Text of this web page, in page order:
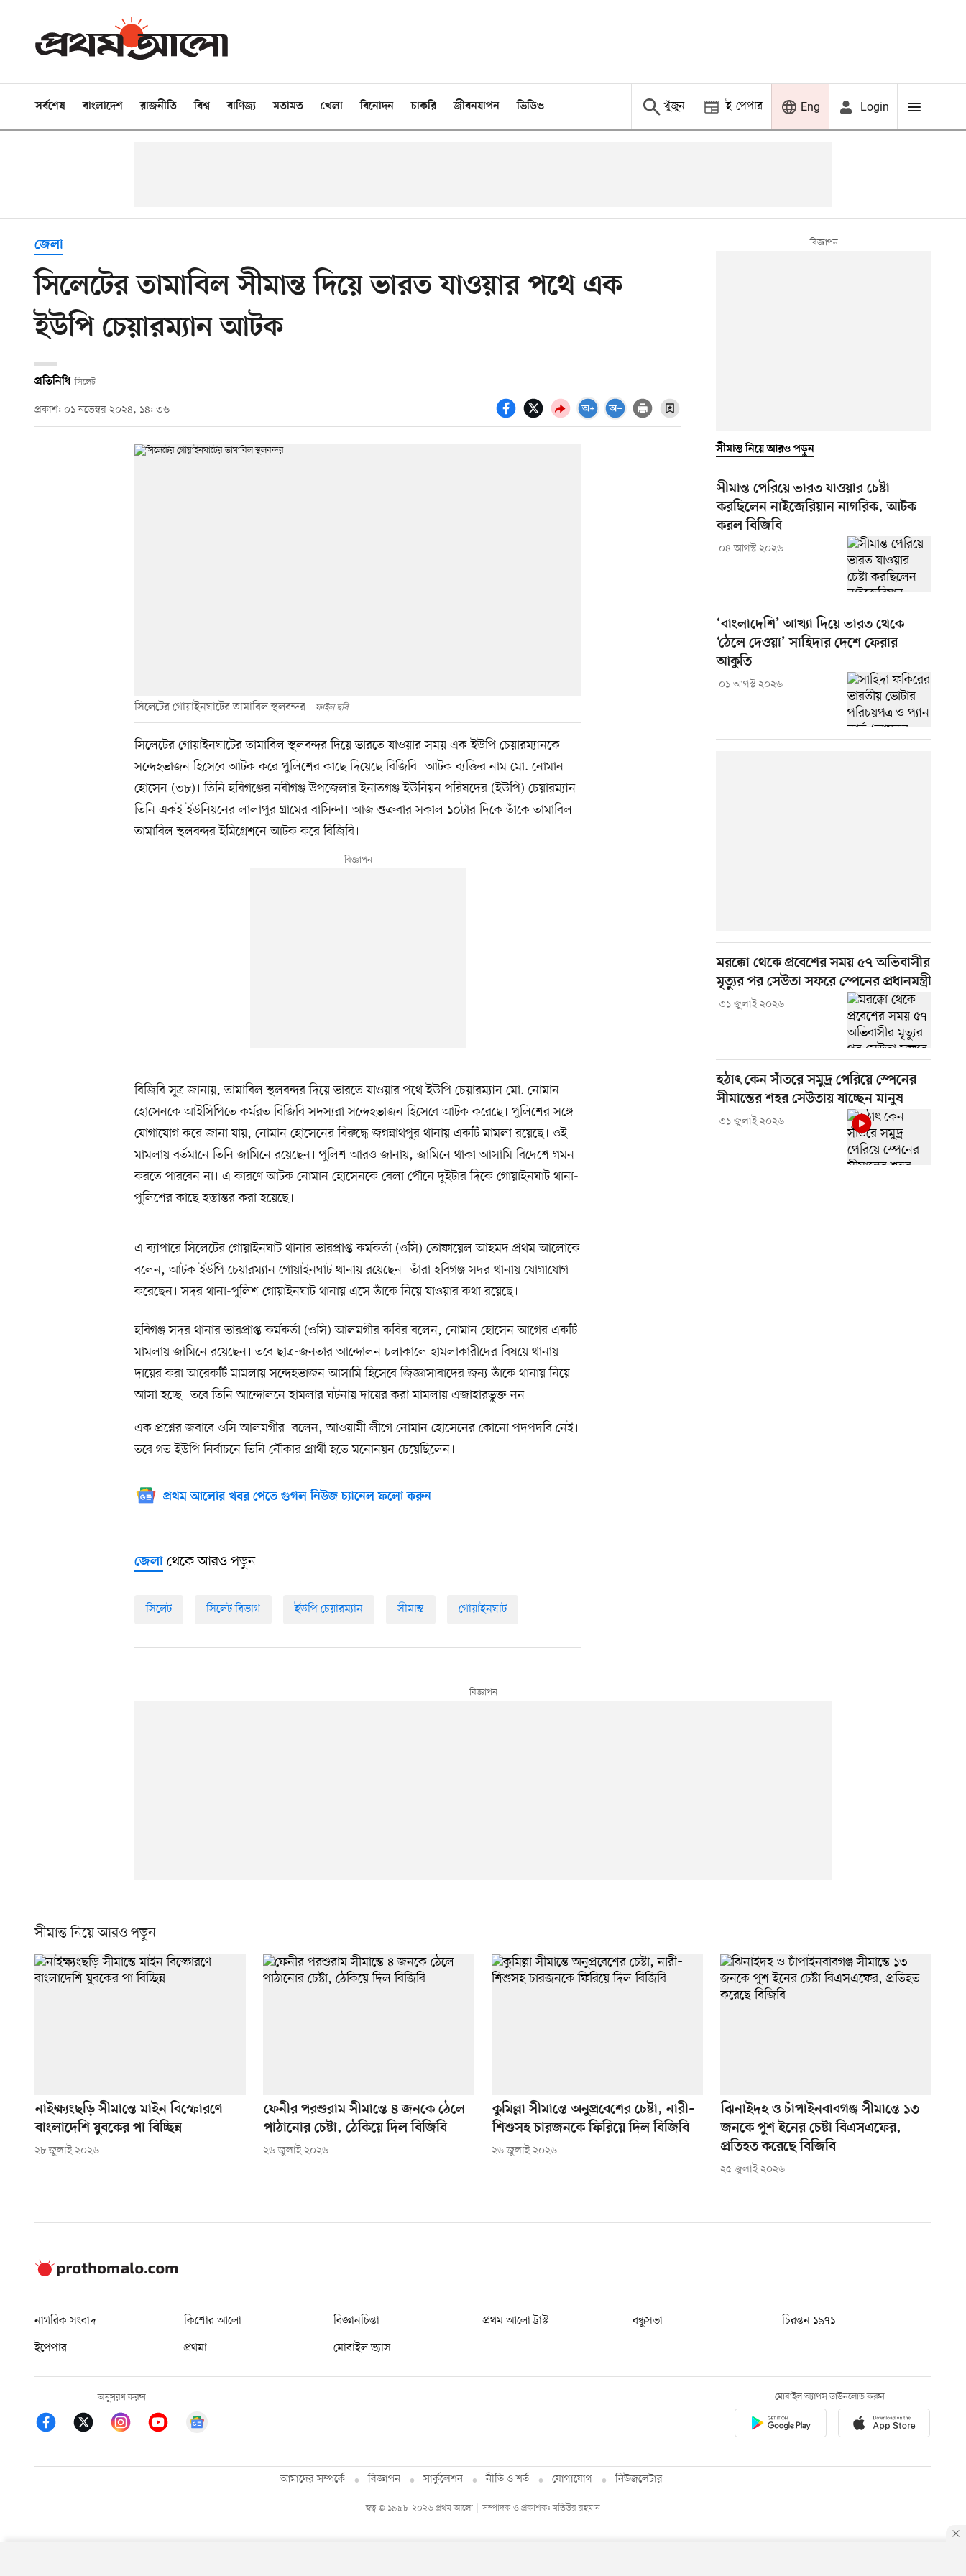
সর্বশেষ বাংলাদেশ রাজনীতি বিশ্ব বাণিজ্য মতামত খেলা বিনোদন চাকরি জীবনযাপন ভিডিও খুঁজুন ই-পেপার Eng Login
জেলা
সিলেটের তামা‌বিল সীমান্ত দিয়ে ভারত যাওয়ার পথে এক
ইউপি চেয়ারম্যান আটক
প্রতিনিধি সিলেট
প্রকাশ: ০১ নভেম্বর ২০২৪, ১৪: ৩৬
সিলেটের গোয়াইনঘাটের তামাবিল স্থলবন্দর ফাইল ছবি
সিলেটের গোয়াইনঘাটের তামাবিল স্থলবন্দর দিয়ে ভারতে যাওয়ার সময় এক ইউপি চেয়ারম্যানকে
সন্দেহভাজন হিসেবে আটক করে পুলিশের কাছে দিয়েছে বিজিবি। আটক ব্যক্তির নাম মো. নোমান
হোসেন (৩৮)। তিনি হবিগঞ্জের নবীগঞ্জ উপজেলার ইনাতগঞ্জ ইউনিয়ন পরিষদের (ইউপি) চেয়ারম্যান।
তিনি একই ইউনিয়নের লালাপুর গ্রামের বাসিন্দা। আজ শুক্রবার সকাল ১০টার দিকে তাঁকে তামাবিল
তামাবিল স্থলবন্দর ইমিগ্রেশনে আটক করে বিজিবি।
বিজিবি সূত্র জানায়, তামাবিল স্থলবন্দর দিয়ে ভারতে যাওয়ার পথে ইউপি চেয়ারম্যান মো. নোমান
হোসেনকে আইসিপিতে কর্মরত বিজিবি সদস্যরা সন্দেহভাজন হিসেবে আটক করেছে। পুলিশের সঙ্গে
যোগাযোগ করে জানা যায়, নোমান হোসেনের বিরুদ্ধে জগন্নাথপুর থানায় একটি মামলা রয়েছে। ওই
মামলায় বর্তমানে তিনি জামিনে রয়েছেন। পুলিশ আরও জানায়, জামিনে থাকা আসামি বিদেশে গমন
করতে পারবেন না। এ কারণে আটক নোমান হোসেনকে বেলা পৌনে দুইটার দিকে গোয়াইনঘাট থানা-
পুলিশের কাছে হস্তান্তর করা হয়েছে।
এ ব্যাপারে সিলেটের গোয়াইনঘাট থানার ভারপ্রাপ্ত কর্মকর্তা (ওসি) তোফায়েল আহমদ প্রথম আলোকে
বলেন, আটক ইউপি চেয়ারম্যান গোয়াইনঘাট থানায় রয়েছেন। তাঁরা হবিগঞ্জ সদর থানায় যোগাযোগ
করেছেন। সদর থানা-পুলিশ গোয়াইনঘাট থানায় এসে তাঁকে নিয়ে যাওয়ার কথা রয়েছে।
হবিগঞ্জ সদর থানার ভারপ্রাপ্ত কর্মকর্তা (ওসি) আলমগীর কবির বলেন, নোমান হোসেন আগের একটি
মামলায় জামিনে রয়েছেন। তবে ছাত্র-জনতার আন্দোলন চলাকালে হামলাকারীদের বিষয়ে থানায়
দায়ের করা আরেকটি মামলায় সন্দেহভাজন আসামি হিসেবে জিজ্ঞাসাবাদের জন্য তাঁকে থানায় নিয়ে
আসা হচ্ছে। তবে তিনি আন্দোলনে হামলার ঘটনায় দায়ের করা মামলায় এজাহারভুক্ত নন।
এক প্রশ্নের জবাবে ওসি আলমগীর বলেন, আওয়ামী লীগে নোমান হোসেনের কোনো পদপদবি নেই।
তবে গত ইউপি নির্বাচনে তিনি নৌকার প্রার্থী হতে মনোনয়ন চেয়েছিলেন।
প্রথম আলোর খবর পেতে গুগল নিউজ চ্যানেল ফলো করুন
জেলা থেকে আরও পড়ুন
সিলেট সিলেট বিভাগ ইউপি চেয়ারম্যান সীমান্ত গোয়াইনঘাট
সীমান্ত নিয়ে আরও পড়ুন
সীমান্ত পেরিয়ে ভারত যাওয়ার চেষ্টা
করছিলেন নাইজেরিয়ান নাগরিক, আটক
করল বিজিবি
০৪ আগস্ট ২০২৬
‘বাংলাদেশি’ আখ্যা দিয়ে ভারত থেকে
‘ঠেলে দেওয়া’ সাহিদার দেশে ফেরার
আকুতি
০১ আগস্ট ২০২৬
মরক্কো থেকে প্রবেশের সময় ৫৭ অভিবাসীর
মৃত্যুর পর সেউতা সফরে স্পেনের প্রধানমন্ত্রী
৩১ জুলাই ২০২৬
হঠাৎ কেন সাঁতরে সমুদ্র পেরিয়ে স্পেনের
সীমান্তের শহর সেউতায় যাচ্ছেন মানুষ
৩১ জুলাই ২০২৬
সীমান্ত নিয়ে আরও পড়ুন
নাইক্ষ্যংছড়ি সীমান্তে মাইন বিস্ফোরণে
বাংলাদেশি যুবকের পা বিচ্ছিন্ন
২৮ জুলাই ২০২৬
ফেনীর পরশুরাম সীমান্তে ৪ জনকে ঠেলে
পাঠানোর চেষ্টা, ঠেকিয়ে দিল বিজিবি
২৬ জুলাই ২০২৬
কুমিল্লা সীমান্তে অনুপ্রবেশের চেষ্টা, নারী–
শিশুসহ চারজনকে ফিরিয়ে দিল বিজিবি
২৬ জুলাই ২০২৬
ঝিনাইদহ ও চাঁপাইনবাবগঞ্জ সীমান্তে ১৩
জনকে পুশ ইনের চেষ্টা বিএসএফের,
প্রতিহত করেছে বিজিবি
২৫ জুলাই ২০২৬
নাগরিক সংবাদ কিশোর আলো বিজ্ঞানচিন্তা প্রথম আলো ট্রাস্ট বন্ধুসভা
চিরন্তন ১৯৭১
ইপেপার
প্রথমা মোবাইল ভ্যাস
অনুসরণ করুন মোবাইল অ্যাপস ডাউনলোড করুন
আমাদের সম্পর্কে বিজ্ঞাপন সার্কুলেশন নীতি ও শর্ত যোগাযোগ নিউজলেটার
স্বত্ব © ১৯৯৮-২০২৬ প্রথম আলো সম্পাদক ও প্রকাশক: মতিউর রহমান